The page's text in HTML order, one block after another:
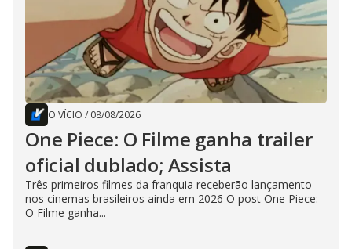
O VÍCIO / 08/08/2026
One Piece: O Filme ganha trailer
oficial dublado; Assista
Três primeiros filmes da franquia receberão lançamento
nos cinemas brasileiros ainda em 2026 O post One Piece:
O Filme ganha...